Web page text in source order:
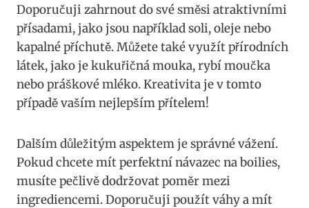
‍Doporučuji zahrnout do své směsi atraktivními
⁤přísadami, jako​ jsou ‍například soli, oleje nebo
kapalné ⁢příchutě. Můžete ​také využít přírodních⁣
látek, jako je kukuřičná​ mouka, rybí moučka
nebo práškové mléko. Kreativita je ‌v tomto
případě⁢ vaším nejlepším přítelem!
Dalším důležitým ​aspektem je ⁣správné vážení.
Pokud chcete mít perfektní návazec na boilies,
musíte pečlivě dodržovat poměr mezi
ingrediencemi.⁤ Doporučuji použít váhy a ‌mít‍